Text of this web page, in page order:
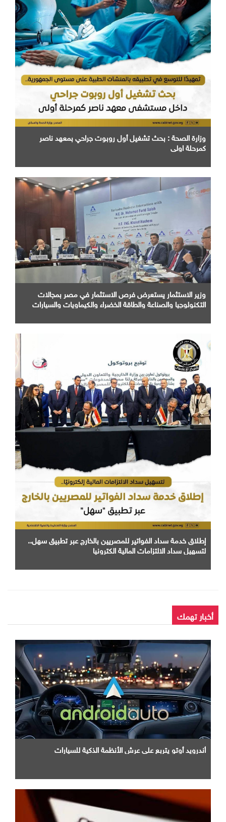
وزارة الصحة : بحث تشغيل أول روبوت جراحي بمعهد ناصر
كمرحلة اولي
وزير الاستثمار يستعرض فرص الاستثمار في مصر بمجالات
التكنولوجيا والصناعة والطاقة الخضراء والكيماويات والسيارات
إطلاق خدمة سداد الفواتير للمصريين بالخارج عبر تطبيق سهل..
لتسهيل سداد الالتزامات المالية الكترونيا
أخبار تهمك
أندرويد أوتو يتربع علي عرش الأنظمة الذكية للسيارات